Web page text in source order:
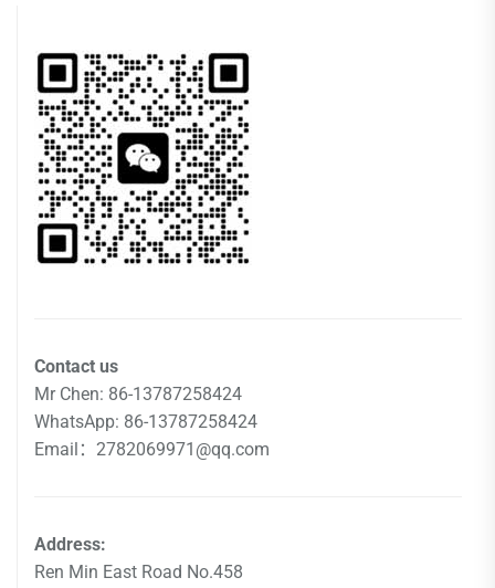
Contact us
Mr Chen: 86-13787258424
WhatsApp: 86-13787258424
Email：2782069971@qq.com
Address:
Ren Min East Road No.458